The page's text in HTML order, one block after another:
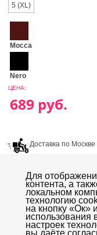
Для
контента, а
локальном
технологию
на кнопку «Oк»
использования
настроек
вы даёте
5 (XL)
Mocca
Nero
ЦЕНА:
Доставка по
Колготки Нижнее